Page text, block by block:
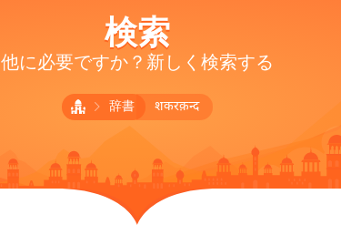
検索
他に必要ですか？新しく検索する
辞書 शकरक़न्द